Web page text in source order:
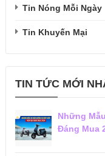
Tin Nóng Mỗi Ngày
Tin Khuyến Mại
TIN TỨC MỚI
Những
Đáng Mua